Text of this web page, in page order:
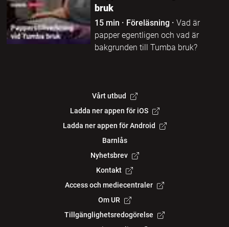
bruk
15 min · Föreläsning · Vad är
papper egentligen och vad är
bakgrunden till Tumba bruk?
Vårt utbud
Ladda ner appen för iOS
Ladda ner appen för Android
Barnlås
Nyhetsbrev
Kontakt
Access och mediecentraler
Om UR
Tillgänglighetsredogörelse